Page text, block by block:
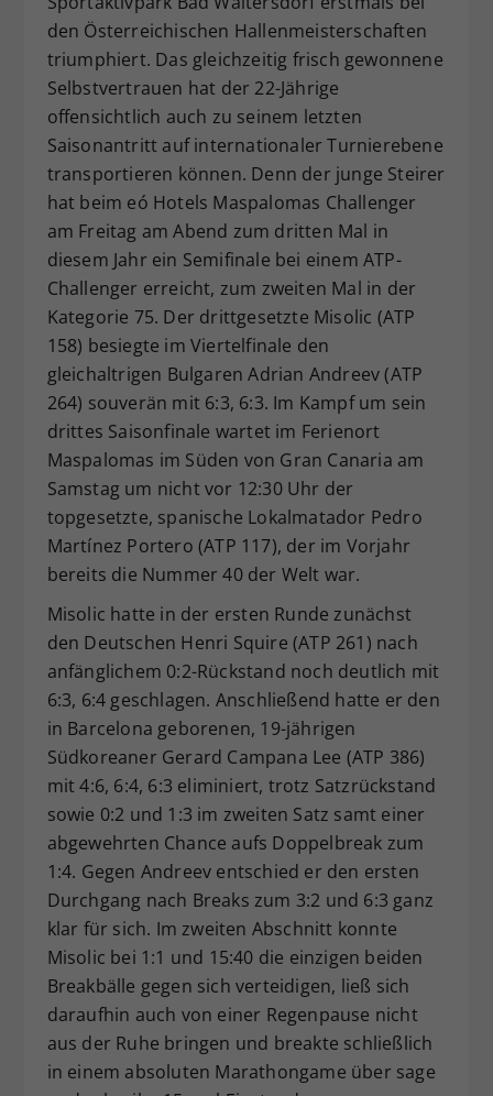
den Österreichischen Hallenmeisterschaften
triumphiert. Das gleichzeitig frisch gewonnene
Selbstvertrauen hat der 22-Jährige
offensichtlich auch zu seinem letzten
Saisonantritt auf internationaler Turnierebene
transportieren können. Denn der junge Steirer
hat beim eó Hotels Maspalomas Challenger
am Freitag am Abend zum dritten Mal in
diesem Jahr ein Semifinale bei einem ATP-
Challenger erreicht, zum zweiten Mal in der
Kategorie 75. Der drittgesetzte Misolic (ATP
158) besiegte im Viertelfinale den
gleichaltrigen Bulgaren Adrian Andreev (ATP
264) souverän mit 6:3, 6:3. Im Kampf um sein
drittes Saisonfinale wartet im Ferienort
Maspalomas im Süden von Gran Canaria am
Samstag um nicht vor 12:30 Uhr der
topgesetzte, spanische Lokalmatador Pedro
Martínez Portero (ATP 117), der im Vorjahr
bereits die Nummer 40 der Welt war.
Misolic hatte in der ersten Runde zunächst
den Deutschen Henri Squire (ATP 261) nach
anfänglichem 0:2-Rückstand noch deutlich mit
6:3, 6:4 geschlagen. Anschließend hatte er den
in Barcelona geborenen, 19-jährigen
Südkoreaner Gerard Campana Lee (ATP 386)
mit 4:6, 6:4, 6:3 eliminiert, trotz Satzrückstand
sowie 0:2 und 1:3 im zweiten Satz samt einer
abgewehrten Chance aufs Doppelbreak zum
1:4. Gegen Andreev entschied er den ersten
Durchgang nach Breaks zum 3:2 und 6:3 ganz
klar für sich. Im zweiten Abschnitt konnte
Misolic bei 1:1 und 15:40 die einzigen beiden
Breakbälle gegen sich verteidigen, ließ sich
daraufhin auch von einer Regenpause nicht
aus der Ruhe bringen und breakte schließlich
in einem absoluten Marathongame über sage
Zweck
Dieser Wert speichert Ihre Consent-
Einstellungen. Unter anderem eine
zufällig generierte ID, für die
historische Speicherung Ihrer
vorgenommen Einstellungen, falls der
Webseiten-Betreiber dies eingestellt
hat.